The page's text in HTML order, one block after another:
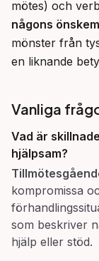
mötes) och
någons
mönster från
en liknande
Vanliga
Vad är
hjälpsam?
kompromissa
som beskriver
hjälp eller stöd.